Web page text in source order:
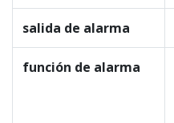
salida de alarma
función de alarma